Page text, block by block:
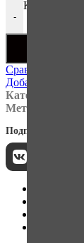
-
Количество
Сравнение
Добавить в
Категории:
Метка:
Подписывайтесь